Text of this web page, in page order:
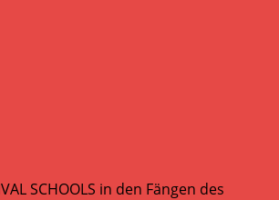
SCHOOLS in den Fängen des